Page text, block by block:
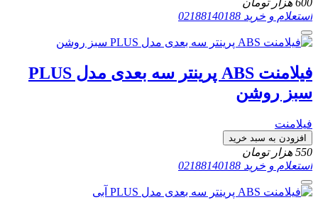
600 هزار تومان
استعلام و خرید 02188140188
فیلامنت ABS پرینتر سه بعدی مدل PLUS
سبز روشن
فیلامنت
افزودن به سبد خرید
550 هزار تومان
استعلام و خرید 02188140188